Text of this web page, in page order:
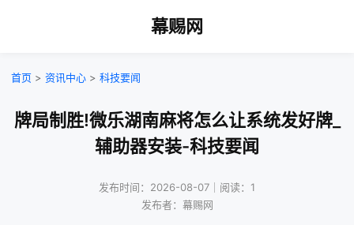
幕赐网
首页 > 资讯中心 > 科技要闻
牌局制胜!微乐湖南麻将怎么让系统发好牌_
辅助器安装-科技要闻
发布时间：2026-08-07｜阅读：1
发布者：幕赐网